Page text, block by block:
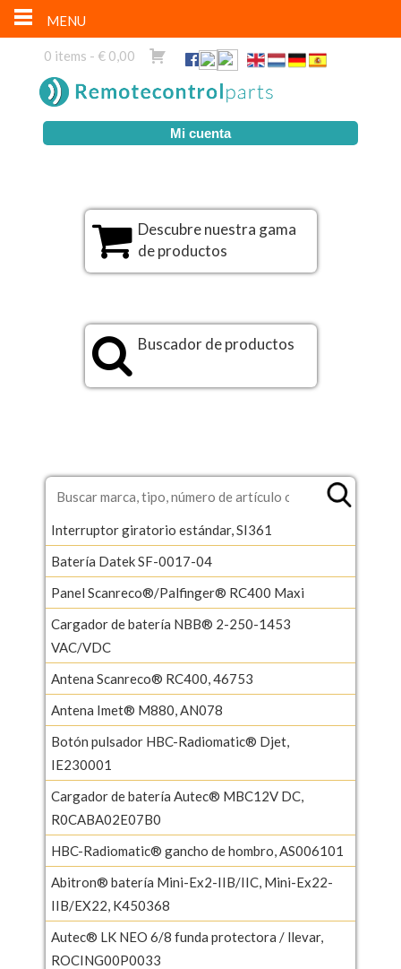
0 items - € 0,00
Mi cuenta
Descubre nuestra gama
de productos
Buscador de productos
Interruptor giratorio estándar, SI361
Batería Datek SF-0017-04
Panel Scanreco®/Palfinger® RC400 Maxi
Cargador de batería NBB® 2-250-1453
VAC/VDC
Antena Scanreco® RC400, 46753
Antena Imet® M880, AN078
Botón pulsador HBC-Radiomatic® Djet,
IE230001
Cargador de batería Autec® MBC12V DC,
R0CABA02E07B0
HBC-Radiomatic® gancho de hombro, AS006101
Abitron® batería Mini-Ex2-IIB/IIC, Mini-Ex22-
IIB/EX22, K450368
Autec® LK NEO 6/8 funda protectora / llevar,
ROCING00P0033
MENU